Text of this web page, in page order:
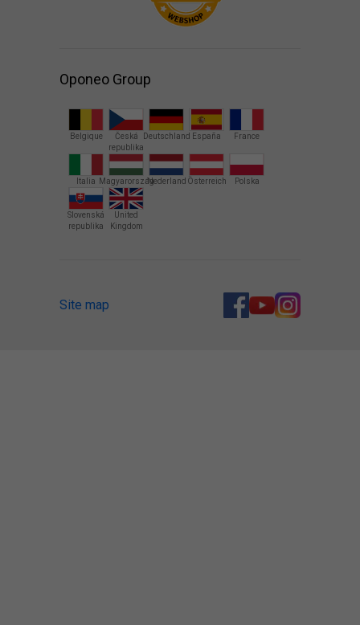
Oponeo Group
Belgique
Česká
republika
Deutschland España France
Italia MagyarországNederland Österreich Polska
Slovenská
republika
United
Kingdom
Site map